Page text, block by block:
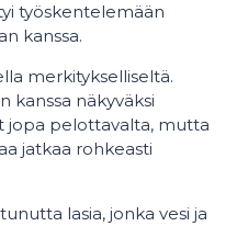
työskentelemään
kanssa.
merkitykselliseltä.
kanssa näkyväksi
jopa pelottavalta, mutta
jatkaa rohkeasti
lasia, jonka vesi ja